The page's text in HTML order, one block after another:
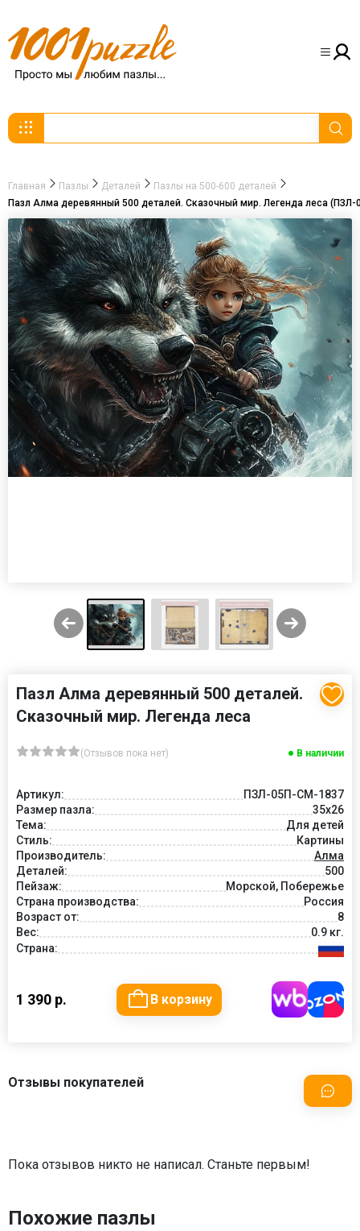
Главная Пазлы Деталей
Пазлы на 500-600 деталей
Пазл Алма деревянный 500 деталей. Сказочный мир. Легенда леса
Пазл Алма деревянный 500 деталей.
Сказочный мир. Легенда леса
(Отзывов пока нет) В наличии
Артикул:
ПЗЛ-05П-СМ-1837
Размер пазла:
35х26
Тема:
Для детей
Стиль:
Картины
Производитель:
Алма
Деталей:
500
Пейзаж:
Морской, Побережье
Страна производства:
Россия
Возраст от:
8
Вес:
0.9 кг.
Страна:
1 390 р. В корзину
Отзывы покупателей
Пока отзывов никто не написал. Станьте первым!
Похожие пазлы